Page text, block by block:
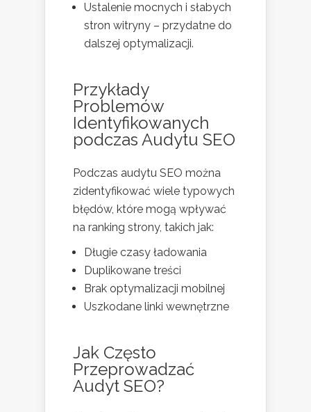
Ustalenie mocnych i słabych
stron witryny – przydatne do
dalszej optymalizacji.
Przykłady
Problemów
Identyfikowanych
podczas Audytu SEO
Podczas audytu SEO można
zidentyfikować wiele typowych
błędów, które mogą wpływać
na ranking strony, takich jak:
Długie czasy ładowania
Duplikowane treści
Brak optymalizacji mobilnej
Uszkodane linki wewnętrzne
Jak Często
Przeprowadzać
Audyt SEO?